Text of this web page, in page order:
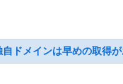
自ドメインは早めの取得が